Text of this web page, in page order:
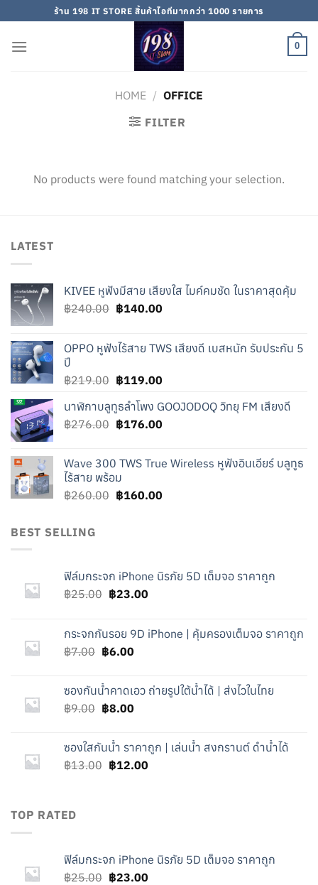
to
content
ร้าน 198 IT STORE สิ้นค้าไอทีมากกว่า 1000 รายการ
0
HOME / OFFICE
FILTER
No products were found matching your selection.
LATEST
KIVEE หูฟังมีสาย เสียงใส ไมค์คมชัด ในราคาสุดคุ้ม
฿240.00 Original
฿240.00.
฿140.00Current
฿140.00.
OPPO หูฟังไร้สาย TWS เสียงดี เบสหนัก รับประกัน 5
ปี
฿219.00 Original
was:
฿219.00.
฿119.00Current
is:
฿119.00.
นาฬิกาบลูทูธลำโพง GOOJODOQ วิทยุ FM เสียงดี
฿276.00 Original
฿276.00.
฿176.00Current
฿176.00.
Wave 300 TWS True Wireless หูฟังอินเอียร์ บลูทูธ
ไร้สาย พร้อม
฿260.00 Original
฿160.00Current
BEST SELLING
ฟิล์มกระจก iPhone นิรภัย 5D เต็มจอ ราคาถูก
฿25.00 Original
฿25.00.
฿23.00Current
฿23.00.
กระจกกันรอย 9D iPhone | คุ้มครองเต็มจอ ราคาถูก
฿7.00 Original
was:
฿7.00.
฿6.00Current
฿6.00.
ซองกันน้ำคาดเอว ถ่ายรูปใต้น้ำได้ | ส่งไวในไทย
฿9.00 Original
was:
฿9.00.
฿8.00Current
฿8.00.
ซองใสกันน้ำ ราคาถูก | เล่นน้ำ สงกรานต์ ดำน้ำได้
฿13.00 Original
฿12.00Current
TOP RATED
ฟิล์มกระจก iPhone นิรภัย 5D เต็มจอ ราคาถูก
฿25.00 Original
฿23.00Current